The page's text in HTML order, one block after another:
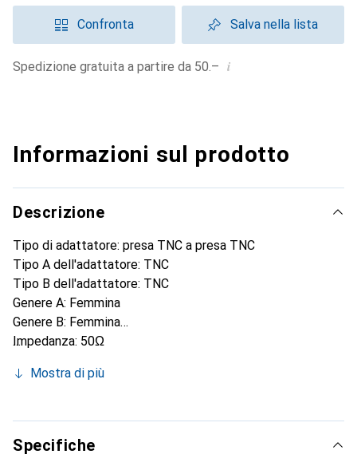
Confronta Salva nella lista
Spedizione gratuita a partire da 50.– i
Informazioni sul prodotto
Descrizione
Tipo di adattatore: presa TNC a presa TNC
Tipo A dell'adattatore: TNC
Tipo B dell'adattatore: TNC
Genere A: Femmina
Genere B: Femmina
Impedanza: 50Ω
Frequenza operativa: 0 a 11GHz
Lunghezza: 39.5±0.3mm
Placcatura dell'alloggiamento: Nichel
Materiale dei contatti: Ottone
Mostra di più
Specifiche